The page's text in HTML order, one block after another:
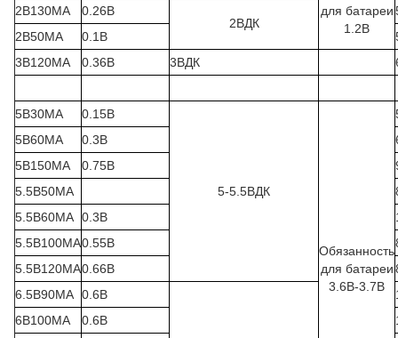
для батареи
1.2В
2В130МА
0.26В
2ВДК
2В50МА
0.1В
3В120МА
0.36В 3ВДК
5В30МА 0.15В
5-5.5ВДК
Обязанность
для батареи
3.6В-3.7В
5В60МА
0.3В
5В150МА
0.75В
5.5В50МА
5.5В60МА 0.3В
5.5В100МА0.55В
5.5В120МА0.66В
6.5В90МА 0.6В
6В100МА
0.6В